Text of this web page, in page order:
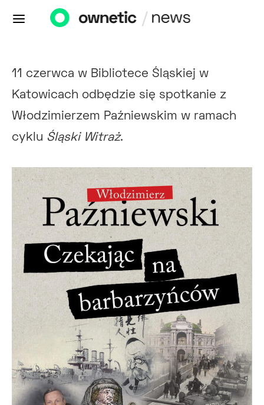
11 czerwca w Bibliotece Śląskiej w
Katowicach odbędzie się spotkanie z
Włodzimierzem Paźniewskim w ramach
cyklu Śląski Witraż.